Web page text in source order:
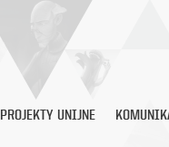
PROJEKTY UNIJNE